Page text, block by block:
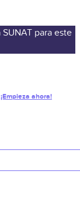
para este
¡Empieza ahora!